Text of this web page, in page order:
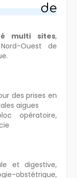
de
multi sites,
Ouest de
des prises en
aigues
opératoire,
et digestive,
obstétrique,